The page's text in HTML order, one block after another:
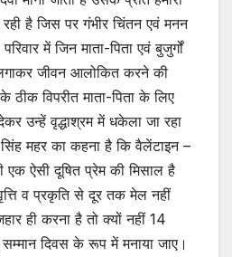
रही है जिस पर गंभीर चिंतन एवं मनन
में जिन माता-पिता एवं बुजुर्गों
जीवन आलोकित करने की
ठीक विपरीत माता-पिता के लिए
उन्हें वृद्धाश्रम में धकेला जा रहा
महर का कहना है कि वैलेंटाइन –
एक ऐसी दूषित प्रेम की मिसाल है
व प्रकृति से दूर तक मेल नहीं
ही करना है तो क्यों नहीं 14
सम्मान दिवस के रूप में मनाया जाए।